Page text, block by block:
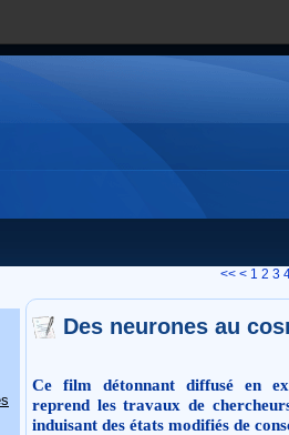
<< < 1 2 3
Des neurones au
Ce film détonnant diffusé en
reprend les travaux de
induisant des états modifiés de